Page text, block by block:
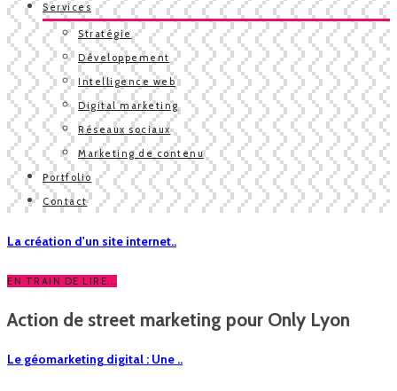
Services
Stratégie
Développement
Intelligence web
Digital marketing
Réseaux sociaux
Marketing de contenu
Portfolio
Contact
La création d'un site internet..
EN TRAIN DE LIRE...
Action de street marketing pour Only Lyon
Le géomarketing digital : Une ..